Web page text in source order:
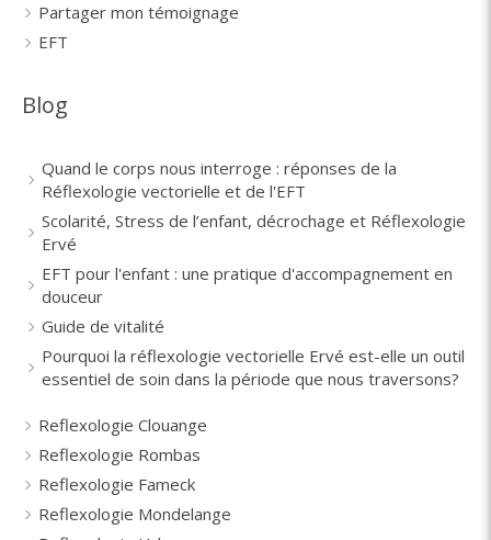
Partager mon témoignage
EFT
Blog
Quand le corps nous interroge : réponses de la
Réflexologie vectorielle et de l'EFT
Scolarité, Stress de l’enfant, décrochage et Réflexologie
Ervé
EFT pour l'enfant : une pratique d'accompagnement en
douceur
Guide de vitalité
Pourquoi la réflexologie vectorielle Ervé est-elle un outil
essentiel de soin dans la période que nous traversons?
Reflexologie Clouange
Reflexologie Rombas
Reflexologie Fameck
Reflexologie Mondelange